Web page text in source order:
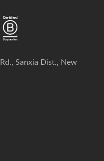
Sanxia Dist., New